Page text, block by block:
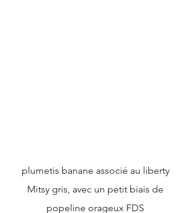
plumetis banane associé au liberty
Mitsy gris, avec un petit biais de
popeline orageux FDS